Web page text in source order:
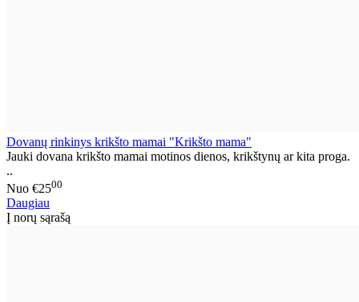
Dovanų rinkinys krikšto mamai "Krikšto mama"
Jauki dovana krikšto mamai motinos dienos, krikštynų ar kita proga.
..
Nuo €2500
Daugiau
Į norų sąrašą